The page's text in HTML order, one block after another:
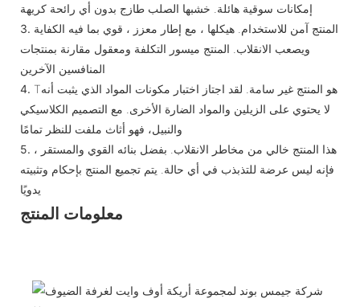
إمكانات سوقية هائلة. خشبها الصلب طازج بدون أي رائحة كريهة
3. المنتج آمن للاستخدام. هيكلها ، مع إطار معزز ، قوي بما فيه الكفاية
ويصعب الانقلاب. المنتج ميسور التكلفة ومعقول مقارنة بمنتجات
المنافسين الآخرين
4. Tهو المنتج غير سامة. لقد اجتاز اختبار مكونات المواد الذي يثبت أنه
لا يحتوي على الزيلين والمواد الضارة الأخرى. مع التصميم الكلاسيكي
والنبيل، فهو أثاث ملفت للنظر تمامًا
5. هذا المنتج خالي من مخاطر الانقلاب. بفضل بنائه القوي والمستقر ،
فإنه ليس عرضة للتذبذب في أي حالة. يتم تجميع المنتج بإحكام وتثبيته
يدويًا
معلومات المنتج